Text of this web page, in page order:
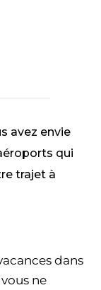
avez envie
qui
trajet à
dans
ne